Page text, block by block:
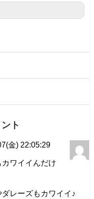
ト
金) 22:05:29
ワイイんだけ
レーズもカワイイ♪